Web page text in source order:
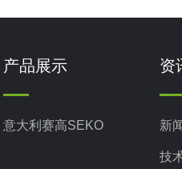
产品展示
意大利赛高SEKO
资
新
技